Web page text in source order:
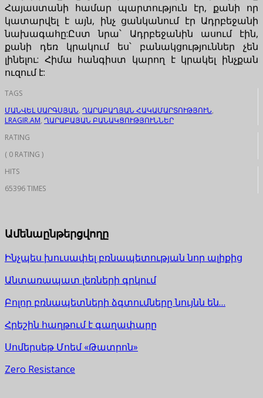
Հայաստանի համար պարտություն էր, քանի որ
կատարվել է այն, ինչ ցանկանում էր Ադրբեջանի
նախագահը:Ըստ նրա՝ Ադրբեջանին ասում էին,
քանի դեռ կրակում ես՝ բանակցություններ չեն
լինելու: Հիմա հանգիստ կարող է կրակել ինչքան
ուզում է:
TAGS
ՄԱՆՎԵԼ ՍԱՐԳՍՅԱՆ, ՂԱՐԱԲԱՂՅԱՆ ՀԱԿԱՄԱՐՏՈՒԹՅՈՒՆ,
LRAGIR.AM, ՂԱՐԱԲԱՅԱՆ ԲԱՆԱԿՑՈՒԹՅՈՒՆՆԵՐ
RATING
( 0 RATING )
HITS
65396 TIMES
Ամենաընթերցվողը
Ինչպես խուսափել բռնապետության նոր ալիքից
Անտառապատ լեռների գրկում
Բոլոր բռնապետների ձգտումները նույնն են…
Հրեշին հաղթում է գաղափարը
Սոմերսեթ Մոեմ «Թատրոն»
Zero Resistance